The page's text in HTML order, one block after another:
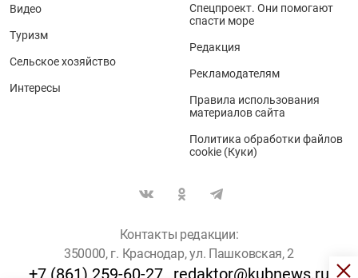
Видео
Туризм
Сельское хозяйство
Интересы
Спецпроект. Они помогают
спасти море
Редакция
Рекламодателям
Правила использования
материалов сайта
Политика обработки файлов
cookie (Куки)
Контакты редакции:
350000, г. Краснодар, ул. Пашковская, 2
+7 (861) 259-60-27 redaktor@kubnews.ru